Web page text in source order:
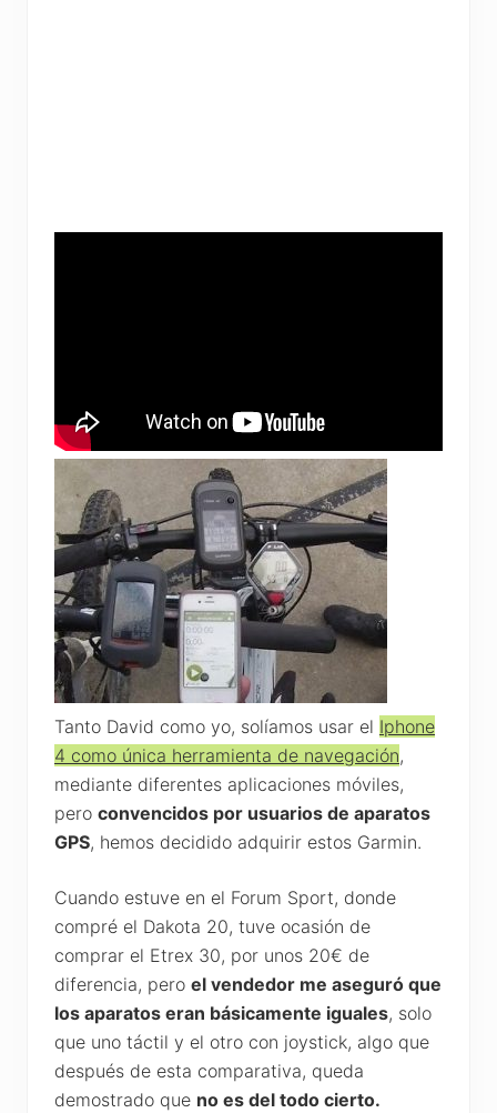
Tanto David como yo, solíamos usar el Iphone
4 como única herramienta de navegación,
mediante diferentes aplicaciones móviles,
pero convencidos por usuarios de aparatos
GPS, hemos decidido adquirir estos Garmin.
Cuando estuve en el Forum Sport, donde
compré el Dakota 20, tuve ocasión de
comprar el Etrex 30, por unos 20€ de
diferencia, pero el vendedor me aseguró que
los aparatos eran básicamente iguales, solo
que uno táctil y el otro con joystick, algo que
después de esta comparativa, queda
demostrado que no es del todo cierto.